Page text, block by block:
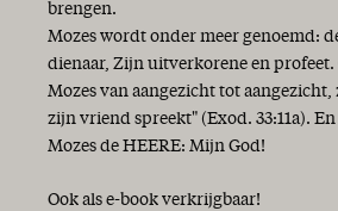
brengen.
Mozes wordt onder meer genoemd:
dienaar, Zijn uitverkorene en profeet.
Mozes van aangezicht tot aangezicht,
zijn vriend spreekt" (Exod. 33:11a).
Mozes de HEERE: Mijn God!
Ook als e-book verkrijgbaar!